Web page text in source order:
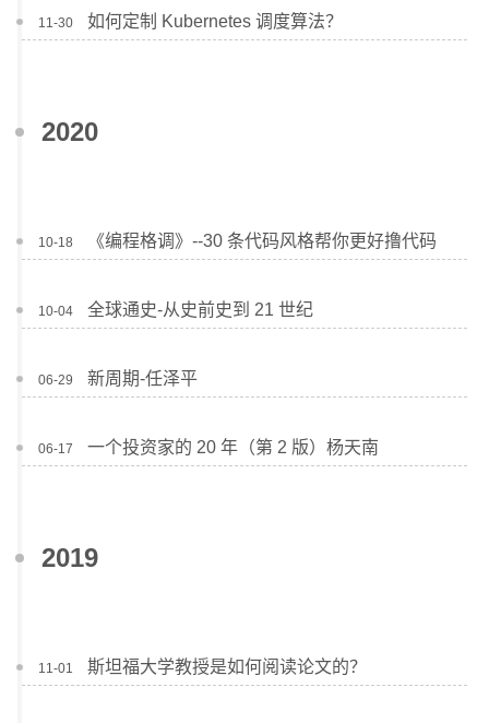
11-30 如何定制 Kubernetes 调度算法？
2020
10-18 《编程格调》--30 条代码风格帮你更好撸代码
10-04 全球通史-从史前史到 21 世纪
06-29 新周期-任泽平
06-17 一个投资家的 20 年（第 2 版）杨天南
2019
11-01 斯坦福大学教授是如何阅读论文的？